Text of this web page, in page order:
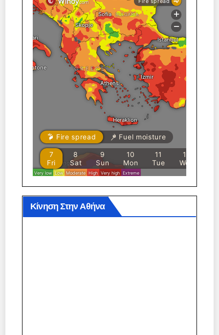
Κίνηση Στην Αθήνα